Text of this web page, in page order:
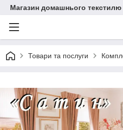
Магазин домашнього текстилю
Товари та послуги